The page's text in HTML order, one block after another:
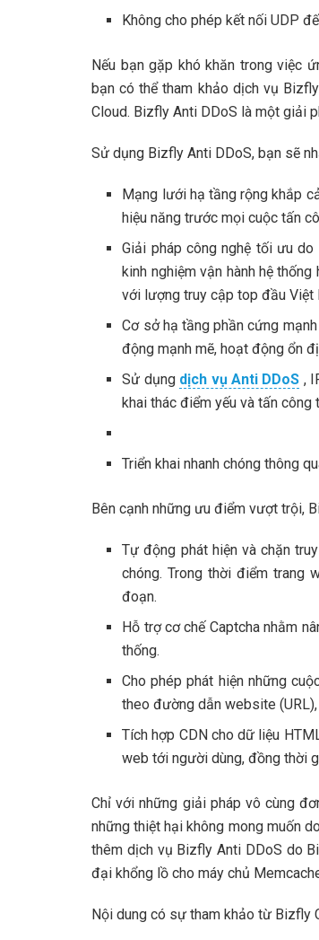
Không cho phép kết nối UDP
Nếu bạn gặp khó khăn trong việc
bạn có thể tham khảo dịch vụ
Cloud. Bizfly Anti DDoS là một giải
Sử dụng Bizfly Anti DDoS, bạn sẽ
Mạng lưới hạ tầng rộng khắp
hiệu năng trước mọi cuộc tấn
Giải pháp công nghệ tối ưu
kinh nghiệm vận hành hệ
với lượng truy cập top đầu Việt
Cơ sở hạ tầng phần cứng
động mạnh mẽ, hoạt động ổn
Sử dụng dịch vụ Anti DDoS ,
khai thác điểm yếu và tấn công
Triển khai nhanh chóng thông
Bên cạnh những ưu điểm vượt trội,
Tự động phát hiện và chặn
chóng. Trong thời điểm trang
đoạn.
Hỗ trợ cơ chế Captcha nhằm
thống.
Cho phép phát hiện những
theo đường dẫn website
Tích hợp CDN cho dữ liệu
web tới người dùng, đồng thời
Chỉ với những giải pháp vô cùng
những thiệt hại không mong muốn
thêm dịch vụ Bizfly Anti DDoS do
đại khổng lồ cho máy chủ
Nội dung có sự tham khảo từ Bizfly